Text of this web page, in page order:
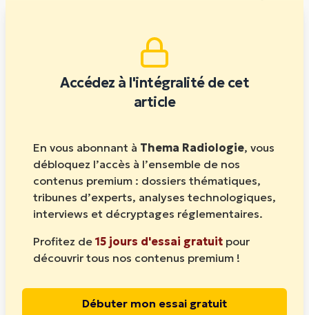
Accédez à l'intégralité de cet
article
En vous abonnant à Thema Radiologie, vous
débloquez l’accès à l’ensemble de nos
contenus premium : dossiers thématiques,
tribunes d’experts, analyses technologiques,
interviews et décryptages réglementaires.
Profitez de 15 jours d'essai gratuit pour
découvrir tous nos contenus premium !
Débuter mon essai gratuit